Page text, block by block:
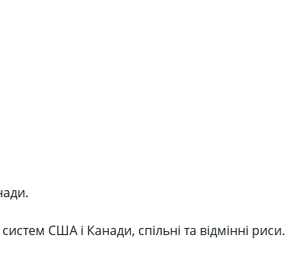
США і Канади, спільні та відмінні риси.